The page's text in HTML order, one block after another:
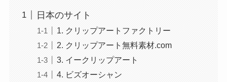
日本のサイト
1. クリップアートファクトリー
2. クリップアート無料素材.com
3. イークリップアート
4. ビズオーシャン